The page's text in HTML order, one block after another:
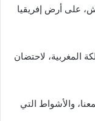
على أرض إفريقيا
المغربية، لاحتضان
والأشواط التي